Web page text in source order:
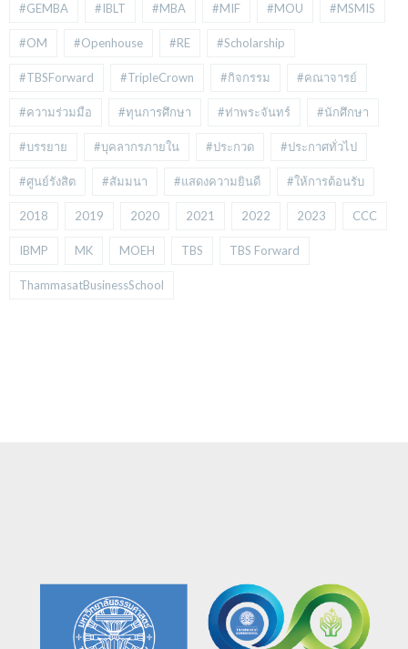
#GEMBA #IBLT #MBA #MIF #MOU #MSMIS
#OM #Openhouse #RE #Scholarship
#TBSForward #TripleCrown #กิจกรรม #คณาจารย์
#ความร่วมมือ #ทุนการศึกษา #ท่าพระจันทร์ #นักศึกษา
#บรรยาย #บุคลากรภายใน #ประกวด #ประกาศทั่วไป
#ศูนย์รังสิต #สัมมนา #แสดงความยินดี #ให้การต้อนรับ
2018 2019 2020 2021 2022 2023 CCC
IBMP MK MOEH TBS TBS Forward
ThammasatBusinessSchool